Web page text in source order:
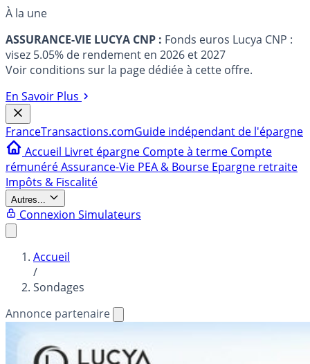
À la une
ASSURANCE-VIE LUCYA CNP : Fonds euros Lucya CNP :
visez 5.05% de rendement en 2026 et 2027
Voir conditions sur la page dédiée à cette offre.
En Savoir Plus
FranceTransactions.comGuide indépendant de l'épargne
Accueil Livret épargne Compte à terme Compte
rémunéréAssurance-Vie PEA & Bourse Epargne retraite
Impôts & Fiscalité
Autres...
Connexion Simulateurs
Accueil
/
Sondages
Annonce partenaire